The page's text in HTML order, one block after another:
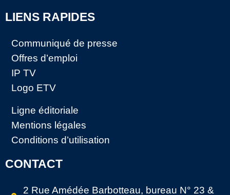
LIENS RAPIDES
Communiqué de presse
Offres d’emploi
IP TV
Logo ETV
Ligne éditoriale
Mentions légales
Conditions d’utilisation
CONTACT
2 Rue Amédée Barbotteau, bureau N° 23 &